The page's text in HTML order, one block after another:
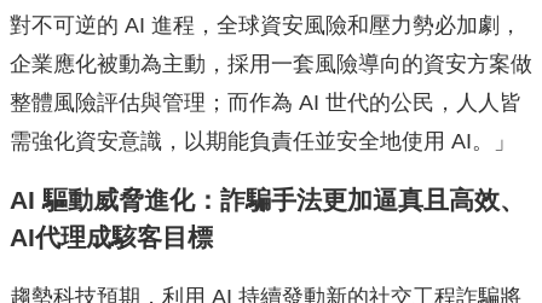
對不可逆的 AI 進程，全球資安風險和壓力勢必加劇，
企業應化被動為主動，採用一套風險導向的資安方案做
整體風險評估與管理；而作為 AI 世代的公民，人人皆
需強化資安意識，以期能負責任並安全地使用 AI。」
AI 驅動威脅進化：詐騙手法更加逼真且高效、
AI代理成駭客目標
趨勢科技預期，利用 AI 持續發動新的社交工程詐騙將